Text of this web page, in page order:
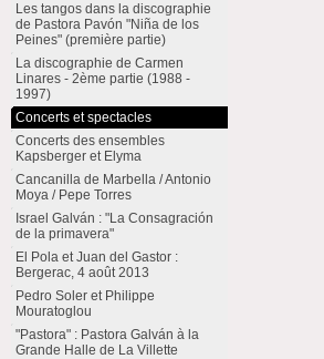
Les tangos dans la discographie
de Pastora Pavón "Niña de los
Peines" (première partie)
La discographie de Carmen
Linares - 2ème partie (1988 -
1997)
Concerts et spectacles
Concerts des ensembles
Kapsberger et Elyma
Cancanilla de Marbella / Antonio
Moya / Pepe Torres
Israel Galván : "La Consagración
de la primavera"
El Pola et Juan del Gastor :
Bergerac, 4 août 2013
Pedro Soler et Philippe
Mouratoglou
"Pastora" : Pastora Galván à la
Grande Halle de La Villette